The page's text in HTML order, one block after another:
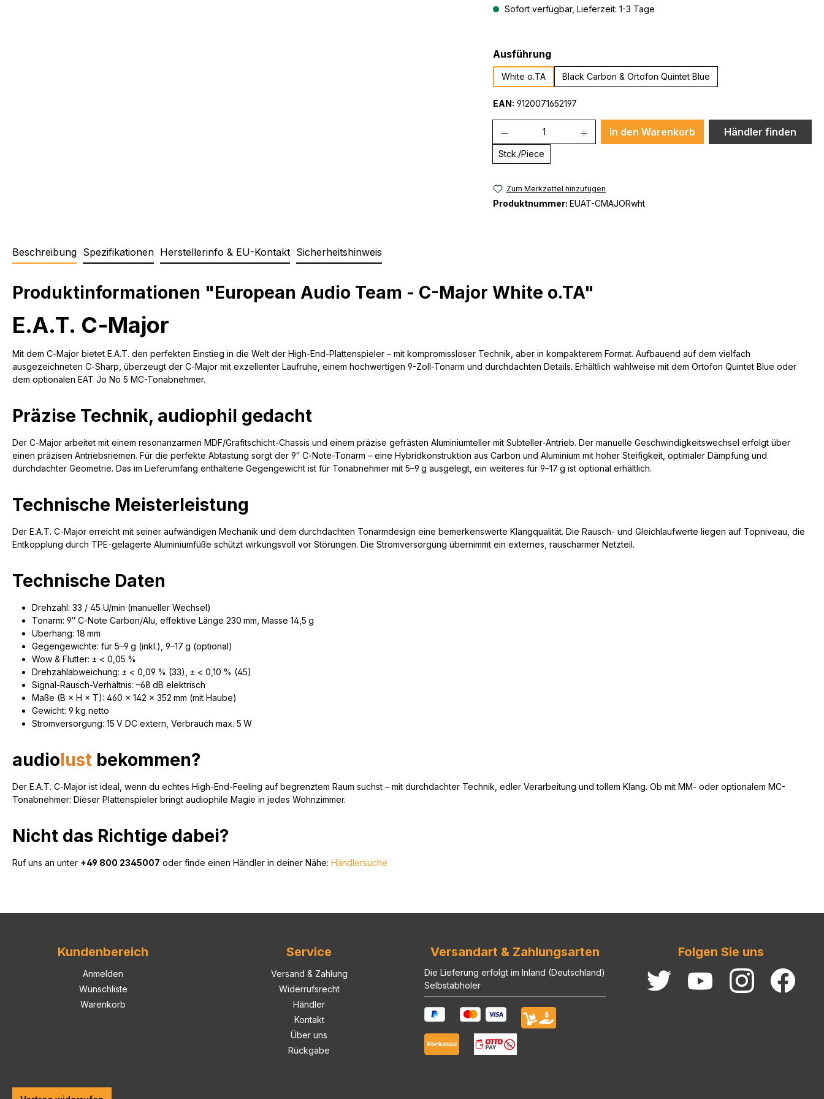
Sofort verfügbar, Lieferzeit: 1-3 Tage
Ausführungauswählen
White o.TA Black Carbon & Ortofon Quintet Blue
EAN: 9120071652197
Stck./Piece
In den Warenkorb Händler finden
Zum Merkzettel hinzufügen
Produktnummer: EUAT-CMAJORwht
Beschreibung Spezifikationen Herstellerinfo & EU-Kontakt Sicherheitshinweis
Produktinformationen "European Audio Team - C-Major White o.TA"
E.A.T. C‑Major
Mit dem C‑Major bietet E.A.T. den perfekten Einstieg in die Welt der High-End-Plattenspieler – mit kompromissloser Technik, aber in kompakterem Format. Aufbauend auf dem vielfach
ausgezeichneten C‑Sharp, überzeugt der C‑Major mit exzellenter Laufruhe, einem hochwertigen 9-Zoll-Tonarm und durchdachten Details. Erhältlich wahlweise mit dem Ortofon Quintet Blue oder
dem optionalen EAT Jo No 5 MC-Tonabnehmer.
Präzise Technik, audiophil gedacht
Der C‑Major arbeitet mit einem resonanzarmen MDF/Grafitschicht-Chassis und einem präzise gefrästen Aluminiumteller mit Subteller-Antrieb. Der manuelle Geschwindigkeitswechsel erfolgt über
einen präzisen Antriebsriemen. Für die perfekte Abtastung sorgt der 9″ C‑Note-Tonarm – eine Hybridkonstruktion aus Carbon und Aluminium mit hoher Steifigkeit, optimaler Dämpfung und
durchdachter Geometrie. Das im Lieferumfang enthaltene Gegengewicht ist für Tonabnehmer mit 5–9 g ausgelegt, ein weiteres für 9–17 g ist optional erhältlich.
Technische Meisterleistung
Der E.A.T. C‑Major erreicht mit seiner aufwändigen Mechanik und dem durchdachten Tonarmdesign eine bemerkenswerte Klangqualität. Die Rausch- und Gleichlaufwerte liegen auf Topniveau, die
Entkopplung durch TPE-gelagerte Aluminiumfüße schützt wirkungsvoll vor Störungen. Die Stromversorgung übernimmt ein externes, rauscharmer Netzteil.
Technische Daten
Drehzahl: 33 / 45 U/min (manueller Wechsel)
Tonarm: 9″ C‑Note Carbon/Alu, effektive Länge 230 mm, Masse 14,5 g
Überhang: 18 mm
Gegengewichte: für 5–9 g (inkl.), 9–17 g (optional)
Wow & Flutter: ± < 0,05 %
Drehzahlabweichung: ± < 0,09 % (33), ± < 0,10 % (45)
Signal-Rausch-Verhältnis: –68 dB elektrisch
Maße (B × H × T): 460 × 142 × 352 mm (mit Haube)
Gewicht: 9 kg netto
Stromversorgung: 15 V DC extern, Verbrauch max. 5 W
audiolust bekommen?
Der E.A.T. C‑Major ist ideal, wenn du echtes High-End-Feeling auf begrenztem Raum suchst – mit durchdachter Technik, edler Verarbeitung und tollem Klang. Ob mit MM- oder optionalem MC-
Tonabnehmer: Dieser Plattenspieler bringt audiophile Magie in jedes Wohnzimmer.
Nicht das Richtige dabei?
Ruf uns an unter +49 800 2345007 oder finde einen Händler in deiner Nähe: Händlersuche
Kundenbereich
Anmelden
Wunschliste
Warenkorb
Service
Versand & Zahlung
Widerrufsrecht
Händler
Kontakt
Über uns
Rückgabe
Versandart & Zahlungsarten
Die Lieferung erfolgt im Inland (Deutschland)
Selbstabholer
Folgen Sie uns